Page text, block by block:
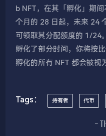
b NFT，在其「孵化」期
个月的 28 日起，未来 24
可领取其分配额度的 1/24
孵化了部分时间，你将按
孵化的所有 NFT 都会被视
Tags： 持有者 代币
-